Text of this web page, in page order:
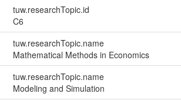
tuw.researchTopic.id
C6
tuw.researchTopic.name
Mathematical Methods in Economics
tuw.researchTopic.name
Modeling and Simulation